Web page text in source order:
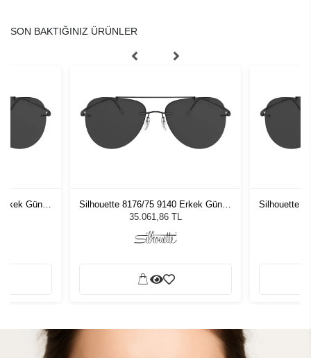
SON BAKTIĞINIZ ÜRÜNLER
Güneş
Silhouette 8176/75 9140 Erkek Güneş
Gözlüğü
35.061,86 TL
Silhouette